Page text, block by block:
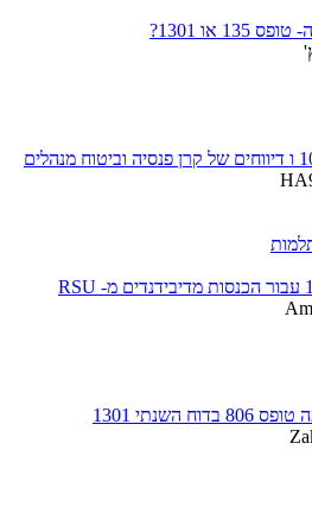
או 1301?
השנתי 1301